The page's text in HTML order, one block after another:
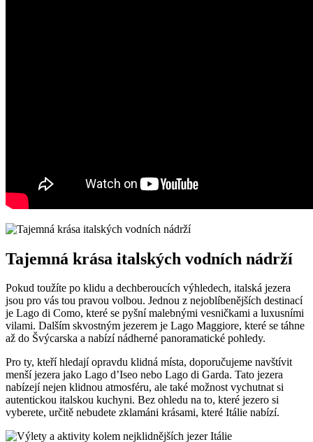
Tajemná krása italských vodních nádrží
Pokud toužíte po klidu a dechberoucích výhledech, italská jezera
jsou pro vás tou pravou volbou. Jednou z nejoblíbenějších destinací
je Lago di Como, které se pyšní malebnými vesničkami a luxusními
vilami. Dalším skvostným jezerem je Lago Maggiore, které se táhne
až do Švýcarska a nabízí nádherné panoramatické pohledy.
Pro ty, kteří hledají opravdu klidná místa, doporučujeme navštívit
menší jezera jako Lago d’Iseo nebo Lago di Garda. Tato jezera
nabízejí nejen klidnou atmosféru, ale také možnost vychutnat si
autentickou italskou kuchyni. Bez ohledu na to, které jezero si
vyberete, určitě nebudete zklamáni krásami, které Itálie nabízí.